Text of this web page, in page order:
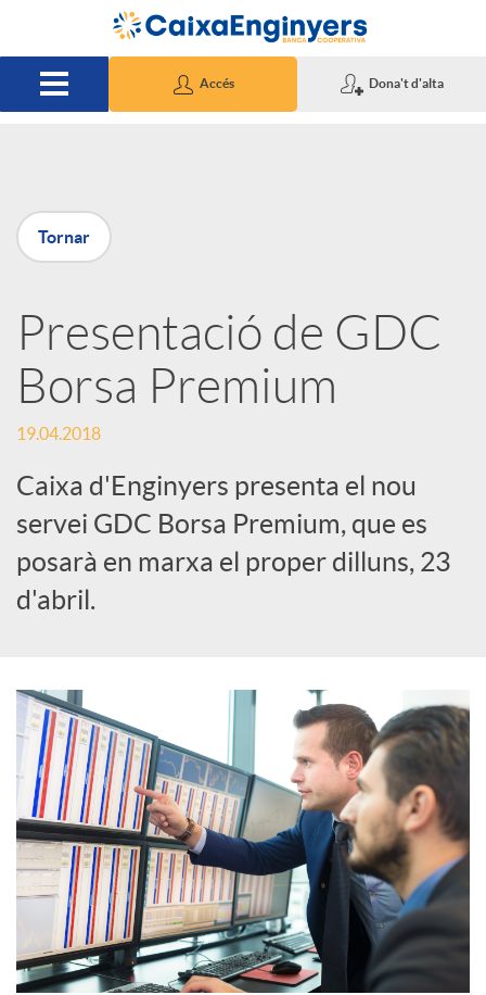
Salta al contingut principal
Accés Dona't d'alta
P
u
b
l
i
c
a
d
o
r
d
e
Tornar
Presentació de GDC
Borsa Premium
19.04.2018
Caixa d'Enginyers presenta el nou
servei GDC Borsa Premium, que es
posarà en marxa el proper dilluns, 23
d'abril.